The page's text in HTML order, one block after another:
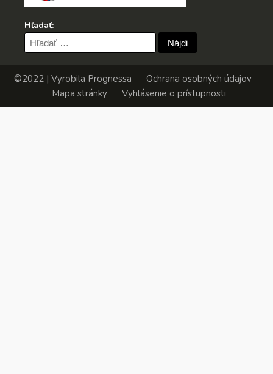
Hľadať:
Hľadať:
©2022 | Vyrobila Prognessa
Ochrana osobných údajov
Mapa stránky
Vyhlásenie o prístupnosti